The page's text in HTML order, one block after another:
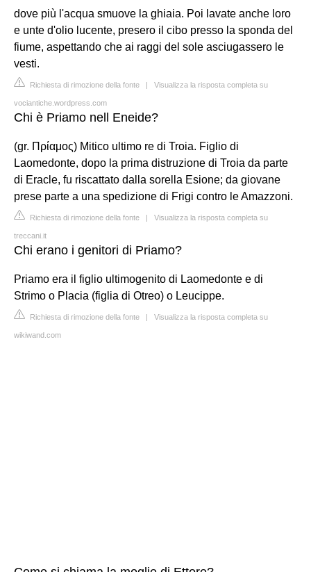
dove più l'acqua smuove la ghiaia. Poi lavate anche loro
e unte d'olio lucente, presero il cibo presso la sponda del
fiume, aspettando che ai raggi del sole asciugassero le
vesti.
Richiesta di rimozione della fonte | Visualizza la risposta completa su
vociantiche.wordpress.com
Chi è Priamo nell Eneide?
(gr. Πρίαμος) Mitico ultimo re di Troia. Figlio di
Laomedonte, dopo la prima distruzione di Troia da parte
di Eracle, fu riscattato dalla sorella Esione; da giovane
prese parte a una spedizione di Frigi contro le Amazzoni.
Richiesta di rimozione della fonte | Visualizza la risposta completa su
treccani.it
Chi erano i genitori di Priamo?
Priamo era il figlio ultimogenito di Laomedonte e di
Strimo o Placia (figlia di Otreo) o Leucippe.
Richiesta di rimozione della fonte | Visualizza la risposta completa su
wikiwand.com